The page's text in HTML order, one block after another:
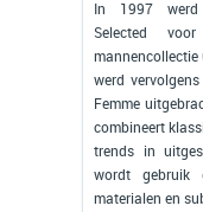
In 1997
Selected
mannencollectie
werd
Femme
combineert
trends in
wordt gebruik
materialen en